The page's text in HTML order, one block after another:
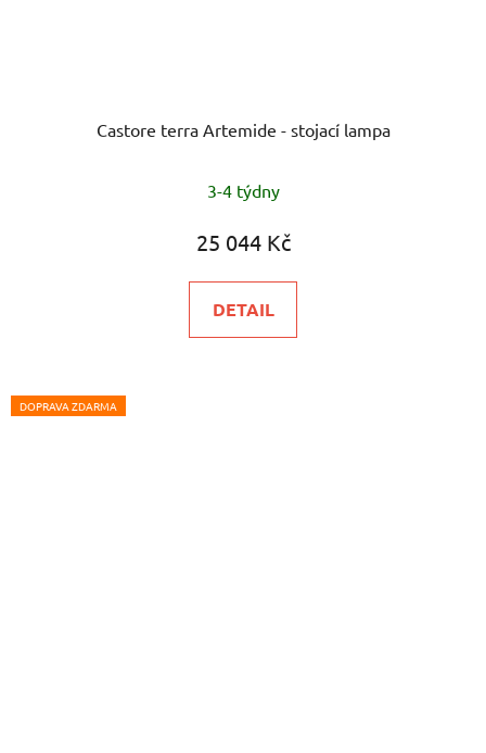
Castore terra Artemide - stojací lampa
3-4 týdny
25 044 Kč
DETAIL
DOPRAVA ZDARMA